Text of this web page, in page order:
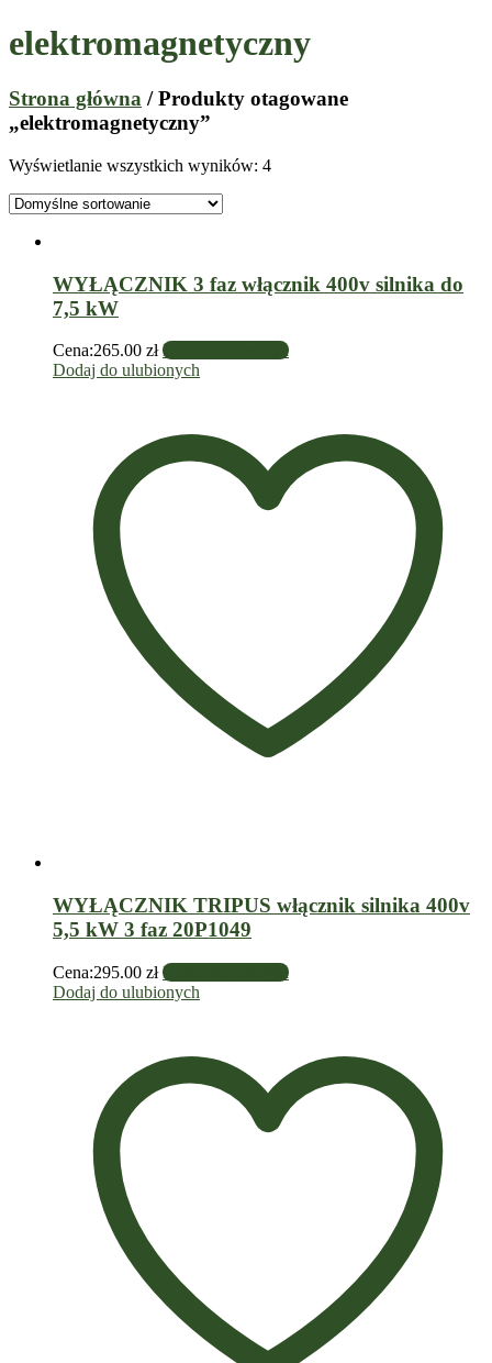
elektromagnetyczny
Strona główna / Produkty otagowane
„elektromagnetyczny”
Wyświetlanie wszystkich wyników: 4
WYŁĄCZNIK 3 faz włącznik 400v silnika do
7,5 kW
Cena:265.00 zł Dodaj do koszyka
Dodaj do ulubionych
WYŁĄCZNIK TRIPUS włącznik silnika 400v
5,5 kW 3 faz 20P1049
Cena:295.00 zł Dodaj do koszyka
Dodaj do ulubionych